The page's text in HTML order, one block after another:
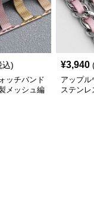
込)
ッチバンド
メッシュ編
¥3,940
アップル
ステンレ